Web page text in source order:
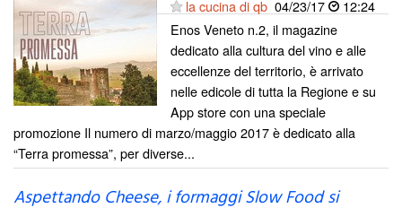
la cucina di qb 04/23/17
12:24
Enos Veneto n.2, il magazine
dedicato alla cultura del vino e alle
eccellenze del territorio, è arrivato
nelle edicole di tutta la Regione e su
App store con una speciale
promozione Il numero di marzo/maggio 2017 è dedicato alla
“Terra promessa”, per diverse...
Aspettando Cheese, i formaggi Slow Food si